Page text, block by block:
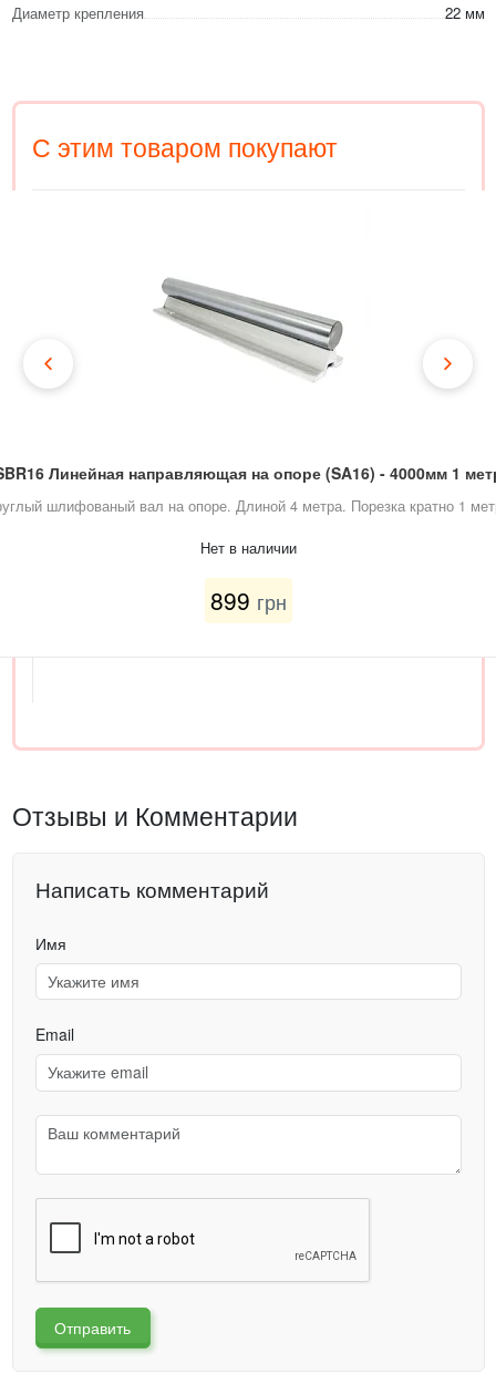
Диаметр крепления
22 мм
С этим товаром покупают
Линейная направляющая на опоре (SA16) - 4000мм 1
шлифованый вал на опоре. Длиной 4 метра. Порезка кратно 1
Нет в наличии
899 грн
Отзывы и Комментарии
Написать комментарий
Имя
Email
Отправить